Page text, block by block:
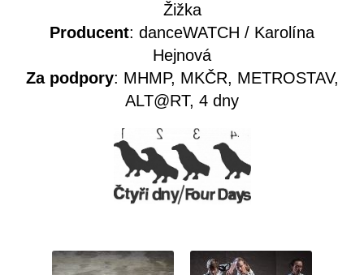
Žižka
Producent: danceWATCH / Karolína
Hejnová
Za podpory: MHMP, MKČR, METROSTAV,
ALT@RT, 4 dny